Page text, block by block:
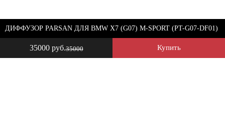
35000 руб.35000 Купить
ДИФФУЗОР PARSAN ДЛЯ BMW X7 (G07) M-SPORT (PT-G07-DF01)